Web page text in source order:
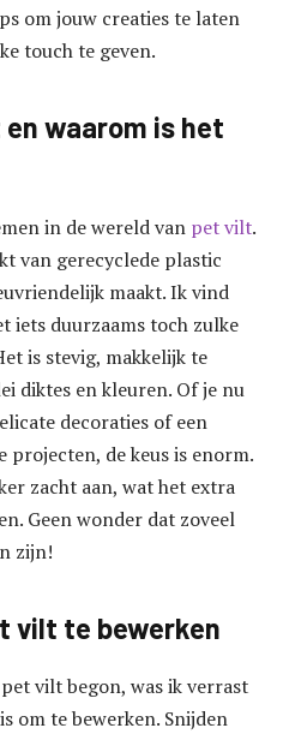
om jouw creaties te laten
touch te geven.
waarom is het
in de wereld van pet vilt.
van gerecyclede plastic
maakt. Ik vind
iets duurzaams toch zulke
is stevig, makkelijk te
diktes en kleuren. Of je nu
decoraties of een
projecten, de keus is enorm.
zacht aan, wat het extra
Geen wonder dat zoveel
zijn!
vilt te bewerken
vilt begon, was ik verrast
om te bewerken. Snijden